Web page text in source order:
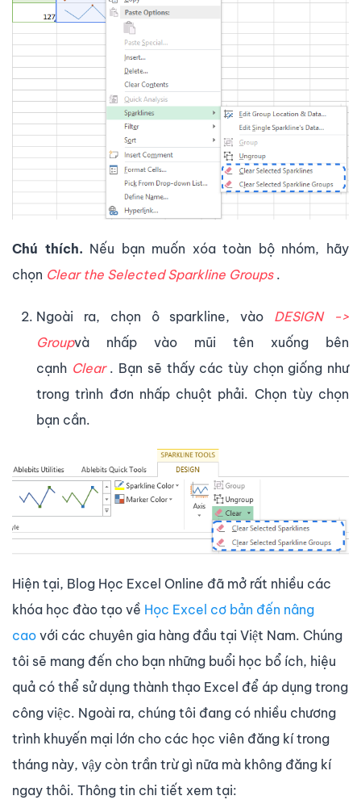
Chú thích. Nếu bạn muốn xóa toàn bộ nhóm, hãy
chọn Clear the Selected Sparkline Groups.
Ngoài ra, chọn ô sparkline, vào DESIGN ->
Groupvà nhấp vào mũi tên xuống bên
cạnh Clear. Bạn sẽ thấy các tùy chọn giống như
trong trình đơn nhấp chuột phải. Chọn tùy chọn
bạn cần.
Hiện tại, Blog Học Excel Online đã mở rất nhiều các
khóa học đào tạo về Học Excel cơ bản đến nâng
cao với các chuyên gia hàng đầu tại Việt Nam. Chúng
tôi sẽ mang đến cho bạn những buổi học bổ ích, hiệu
quả có thể sử dụng thành thạo Excel để áp dụng trong
công việc. Ngoài ra, chúng tôi đang có nhiều chương
trình khuyến mại lớn cho các học viên đăng kí trong
tháng này, vậy còn trần trừ gì nữa mà không đăng kí
ngay thôi. Thông tin chi tiết xem tại: